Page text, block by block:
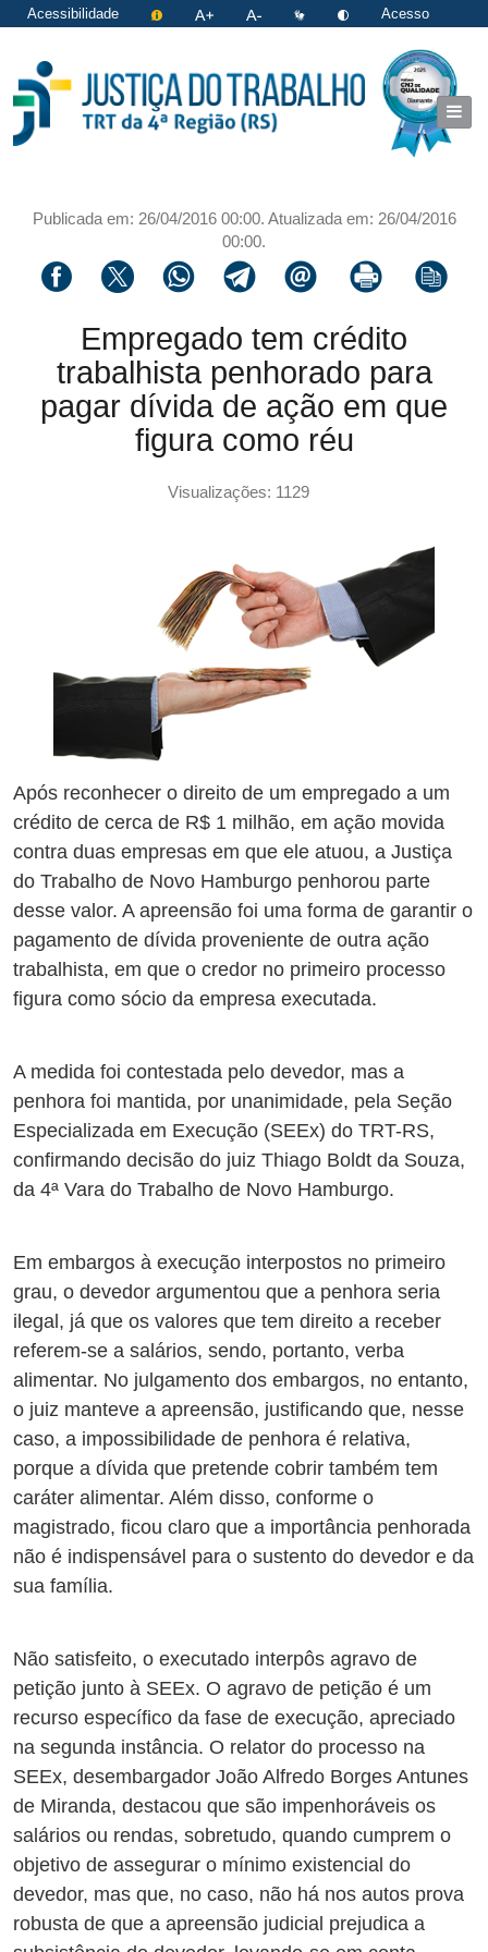
Acessibilidade
Acesso
Publicada em: 26/04/2016 00:00. Atualizada em: 26/04/2016
00:00.
Compartilhar via facebook
Compartilhar via twitter
Compartilhar via whatsapp
Compartilhar via telegram
Compartilhar via email
Imprimir a página
Copiar
Empregado tem crédito
trabalhista penhorado para
pagar dívida de ação em que
figura como réu
Visualizações: 1129
Após reconhecer o direito de um empregado a um
crédito de cerca de R$ 1 milhão, em ação movida
contra duas empresas em que ele atuou, a Justiça
do Trabalho de Novo Hamburgo penhorou parte
desse valor. A apreensão foi uma forma de garantir o
pagamento de dívida proveniente de outra ação
trabalhista, em que o credor no primeiro processo
figura como sócio da empresa executada.
A medida foi contestada pelo devedor, mas a
penhora foi mantida, por unanimidade, pela Seção
Especializada em Execução (SEEx) do TRT-RS,
confirmando decisão do juiz Thiago Boldt da Souza,
da 4ª Vara do Trabalho de Novo Hamburgo.
Em embargos à execução interpostos no primeiro
grau, o devedor argumentou que a penhora seria
ilegal, já que os valores que tem direito a receber
referem-se a salários, sendo, portanto, verba
alimentar. No julgamento dos embargos, no entanto,
o juiz manteve a apreensão, justificando que, nesse
caso, a impossibilidade de penhora é relativa,
porque a dívida que pretende cobrir também tem
caráter alimentar. Além disso, conforme o
magistrado, ficou claro que a importância penhorada
não é indispensável para o sustento do devedor e da
sua família.
Não satisfeito, o executado interpôs agravo de
petição junto à SEEx. O agravo de petição é um
recurso específico da fase de execução, apreciado
na segunda instância. O relator do processo na
SEEx, desembargador João Alfredo Borges Antunes
de Miranda, destacou que são impenhoráveis os
salários ou rendas, sobretudo, quando cumprem o
objetivo de assegurar o mínimo existencial do
devedor, mas que, no caso, não há nos autos prova
robusta de que a apreensão judicial prejudica a